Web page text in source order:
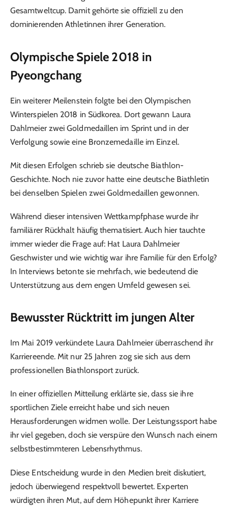
Gesamtweltcup. Damit gehörte sie offiziell zu den
dominierenden Athletinnen ihrer Generation.
Olympische Spiele 2018 in
Pyeongchang
Ein weiterer Meilenstein folgte bei den Olympischen
Winterspielen 2018 in Südkorea. Dort gewann Laura
Dahlmeier zwei Goldmedaillen im Sprint und in der
Verfolgung sowie eine Bronzemedaille im Einzel.
Mit diesen Erfolgen schrieb sie deutsche Biathlon-
Geschichte. Noch nie zuvor hatte eine deutsche Biathletin
bei denselben Spielen zwei Goldmedaillen gewonnen.
Während dieser intensiven Wettkampfphase wurde ihr
familiärer Rückhalt häufig thematisiert. Auch hier tauchte
immer wieder die Frage auf: Hat Laura Dahlmeier
Geschwister und wie wichtig war ihre Familie für den Erfolg?
In Interviews betonte sie mehrfach, wie bedeutend die
Unterstützung aus dem engen Umfeld gewesen sei.
Bewusster Rücktritt im jungen Alter
Im Mai 2019 verkündete Laura Dahlmeier überraschend ihr
Karriereende. Mit nur 25 Jahren zog sie sich aus dem
professionellen Biathlonsport zurück.
In einer offiziellen Mitteilung erklärte sie, dass sie ihre
sportlichen Ziele erreicht habe und sich neuen
Herausforderungen widmen wolle. Der Leistungssport habe
ihr viel gegeben, doch sie verspüre den Wunsch nach einem
selbstbestimmteren Lebensrhythmus.
Diese Entscheidung wurde in den Medien breit diskutiert,
jedoch überwiegend respektvoll bewertet. Experten
würdigten ihren Mut, auf dem Höhepunkt ihrer Karriere